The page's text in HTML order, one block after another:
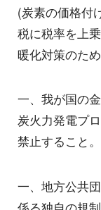
(炭素の価格付
税に税率を上
暖化対策のた
一、我が国の
炭火力発電プ
禁止すること。
一、地方公共